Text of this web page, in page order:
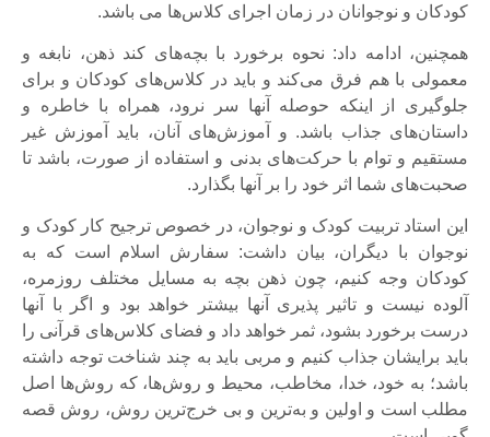
کودکان و نوجوانان در زمان اجرای کلاس‌ها می باشد.
همچنین، ادامه داد: نحوه برخورد با بچه‌های کند ذهن، نابغه و
معمولی با هم فرق می‌کند و باید در کلاس‌های کودکان و برای
جلوگیری از اینکه حوصله آنها سر نرود، همراه با خاطره و
داستان‌های جذاب باشد. و آموزش‌های آنان، باید آموزش غیر
مستقیم و توام با حرکت‌های بدنی و استفاده از صورت، باشد تا
صحبت‌های شما اثر خود را بر آنها بگذارد.
این استاد تربیت کودک و نوجوان، در خصوص ترجیح کار کودک و
نوجوان با دیگران، بیان داشت: سفارش اسلام است که به
کودکان وجه کنیم، چون ذهن بچه به مسایل مختلف روزمره،
آلوده نیست و تاثیر پذیری آنها بیشتر خواهد بود و اگر با آنها
درست برخورد بشود، ثمر خواهد داد و فضای کلاس‌های قرآنی را
باید برایشان جذاب کنیم و مربی باید به چند شناخت توجه داشته
باشد؛ به خود، خدا، مخاطب، محیط و روش‌ها، که روش‌ها اصل
مطلب است و اولین و به‌ترین و بی خرج‌ترین روش، روش قصه